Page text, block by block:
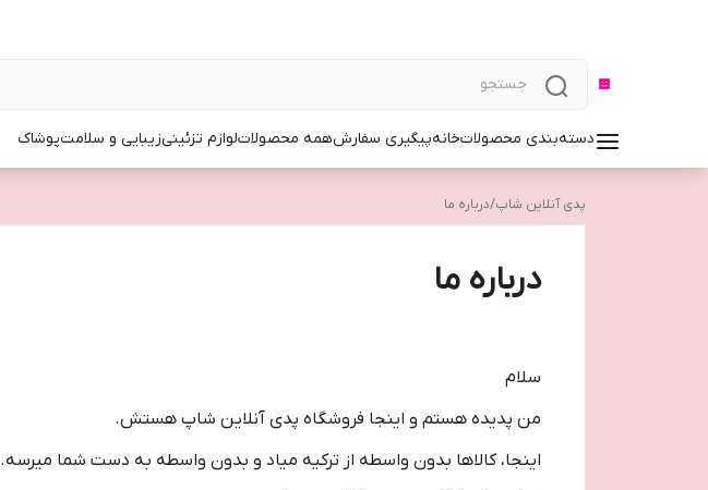
دسته‌بندی محصولاتخانهپیگیری سفارشهمه محصولاتلوازم تزئینیزیبایی و سلامتپوشاک
پدی آنلاین شاپ/درباره ما
درباره ما
سلام
من پدیده هستم و اینجا فروشگاه پدی آنلاین شاپ هستش.
اینجا، کالاها بدون واسطه از ترکیه میاد و بدون واسطه به دست شما میرسه.